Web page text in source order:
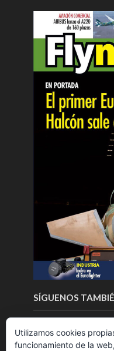
SÍGUENOS
Utilizamos cookies
funcionamiento de la